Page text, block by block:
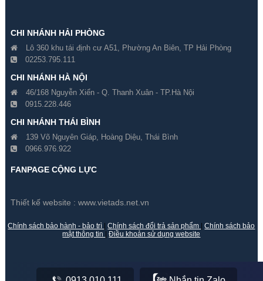
Đổi 5 Camera Hikvision 2
Gía hãng : 7,600,000₫
7,500,000₫
CHI NHÁNH HẢI PHÒNG
Lô 360 khu tái định cư A51, Phường An Biên, TP Hải Phòng
02253.795.111
CHI NHÁNH HÀ NỘI
46/168 Nguyễn Xiển - Q. Thanh Xuân - TP.Hà Nội
0915.228.446
CHI NHÁNH THÁI BÌNH
139 Võ Nguyên Giáp, Hoàng Diệu, Thái Bình
0966.976.922
FANPAGE CỘNG LỰC
Thiết kế website : www.vietads.net.vn
Chính sách bảo hành - bảo trì Chính sách đổi trả sản phẩm
Chính sách bảo
mật thông tin
Điều khoản sử dụng website